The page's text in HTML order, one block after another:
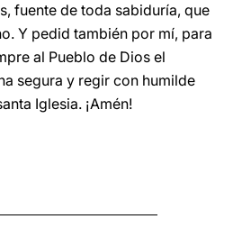
fuente de toda sabiduría, que
Y pedid también por mí, para
al Pueblo de Dios el
segura y regir con humilde
Iglesia. ¡Amén!